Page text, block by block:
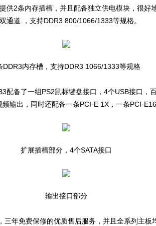
2条内存插槽，并且配备独立供电模块，很好地
通道.，支持DDR3 800/1066/1333等规格。
DDR3内存槽，支持DDR3 1066/1333等规格
备了一组PS2鼠标键盘接口，4个USB接口，
输出，同时还配备一条PCI-E 1X，一条PCI-
扩展插槽部分，4个SATA接口
输出接口部分
年免费保修的优质售后服务，并且全系列主板